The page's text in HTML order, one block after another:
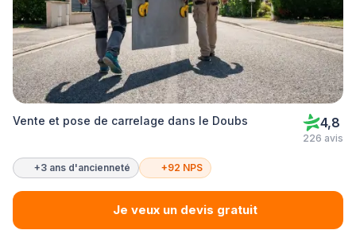
Vente et pose de carrelage dans le Doubs 4,8
226 avis
+3 ans d'ancienneté +92 NPS
Je veux un devis gratuit